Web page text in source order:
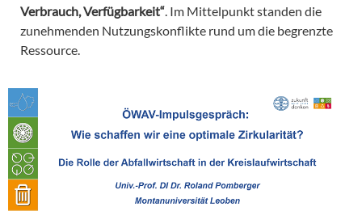
Verbrauch, Verfügbarkeit“ . Im Mittelpunkt standen die
zunehmenden Nutzungskonflikte rund um die begrenzte
Ressource.